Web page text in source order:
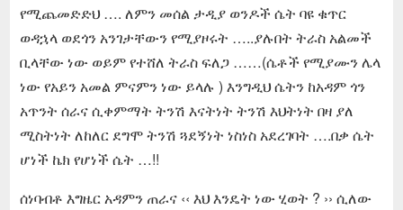
የሚጨመድድህ …. ለምን መሰል ታዲያ ወንዶች ሴት ባዩ ቁጥር
ወዳኋላ ወደጎን አንገታቸውን የሚያዞሩት …..ያሉበት ትራስ አልመች
ቢላቸው ነው ወይም የተሸለ ትራስ ፍለጋ ……(ሴቶች የሚያሙን ሌላ
ነው የአይን አመል ምናምን ነው ይላሉ ) እንግዲህ ሴትን ከአዳም ጎን
አጥንት ሰራና ሲቀምማት ትንሽ እናትነት ትንሽ እህትነት በዛ ያለ
ሚስትነት ለከለር ደግሞ ትንሽ ጓደኝነት ነስነስ አደረገባት ….በቃ ሴት
ሆነች ኬክ የሆነች ሴት …!!
ሰነባብቶ እግዜር አዳምን ጠራና ‹‹ እህ እንዴት ነው ሂወት ? ›› ሲለው